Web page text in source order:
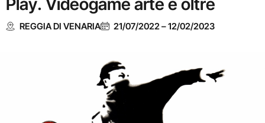
Play. Videogame arte e oltre
REGGIA DI VENARIA 21/07/2022–12/02/2023